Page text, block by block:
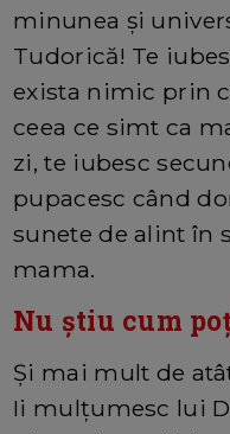
minunea și
Tudorică! Te
exista nimic prin
ceea ce simt ca
zi, te iubesc
pupacesc când
sunete de alint în
mama.
Nu știu cum
Și mai mult de
Ii mulțumesc lui